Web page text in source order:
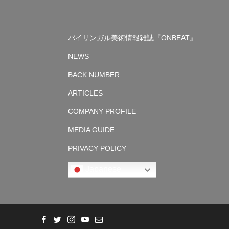
バイリンガル美術情報雑誌『ONBEAT』
NEWS
BACK NUMBER
ARTICLES
COMPANY PROFILE
MEDIA GUIDE
PRIVACY POLICY